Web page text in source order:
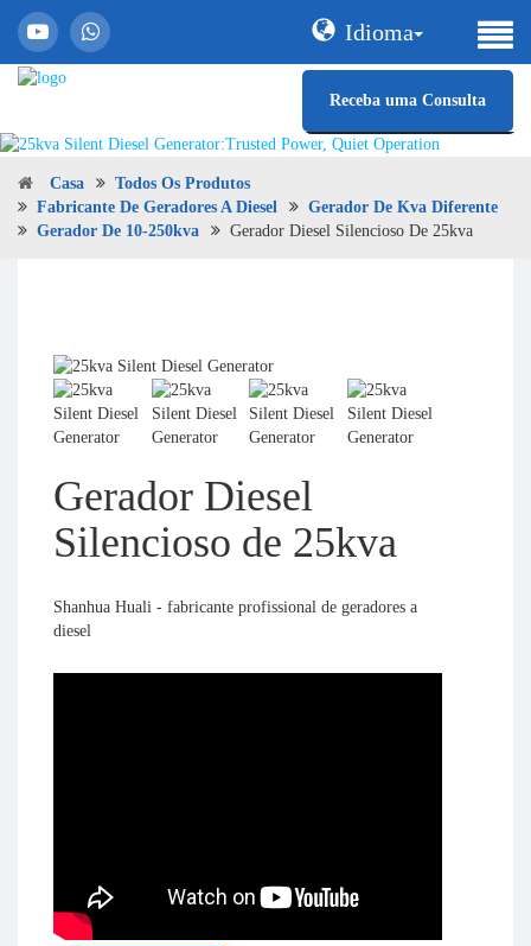
Idioma
Receba uma Consulta
Casa
Todos Os Produtos
Fabricante De Geradores A Diesel
Gerador De Kva Diferente
Gerador De 10-250kva
Gerador Diesel Silencioso De 25kva
Gerador Diesel
Silencioso de 25kva
Shanhua Huali - fabricante profissional de geradores a
diesel